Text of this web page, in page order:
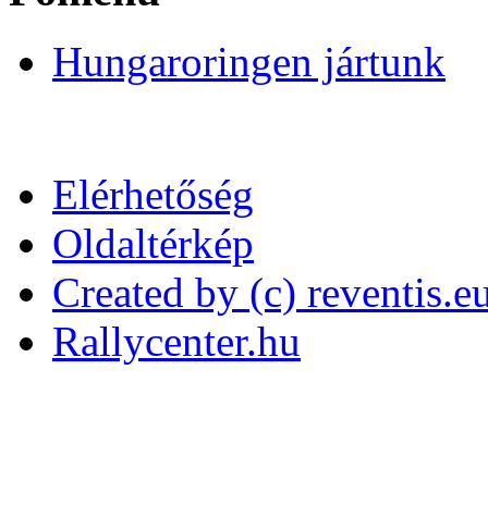
Hungaroringen jártunk
Elérhetőség
Oldaltérkép
Created by (c)
Rallycenter.hu